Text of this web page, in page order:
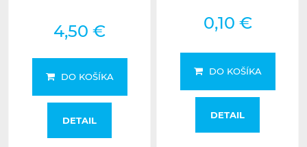
4,50 €
DO KOŠÍKA
DETAIL
0,10 €
DO KOŠÍKA
DETAIL